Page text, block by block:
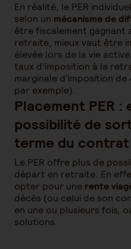
En réalité, le PER
selon un mécanisme de
être fiscalement gagnant
retraite, mieux vaut être
élevée lors de la vie
taux d’imposition à la
marginale d’imposition de
par exemple).
Placement PER
possibilité de
terme du contrat
Le PER offre plus de
départ en retraite. En
opter pour une rente
décès (ou celui de son
en une ou plusieurs fois,
solutions.